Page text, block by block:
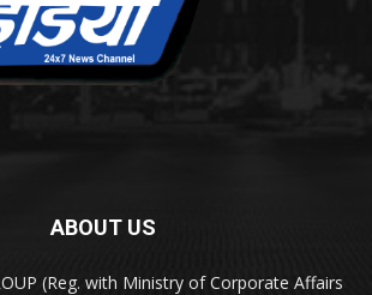
ABOUT US
(Reg. with Ministry of Corporate Affairs